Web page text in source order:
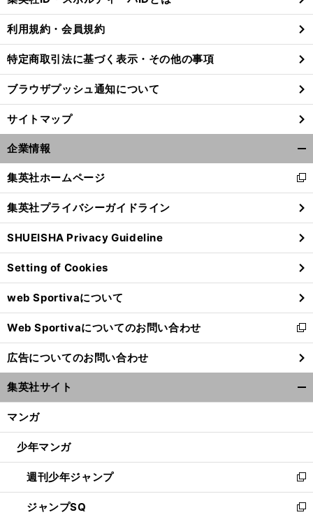
。
？
る
利用規約・会員規約
特定商取引法に基づく表示・その他の事項
ブラウザプッシュ通知について
サイトマップ
企業情報
閉
る
集英社ホームページ
新
し
い
ウ
ィ
ン
ド
ウ
で
開
く
集英社プライバシーガイドライン
SHUEISHA Privacy Guideline
Setting of Cookies
web Sportivaについて
Web Sportivaについてのお問い合わせ
新
し
い
ウ
ィ
ン
ウ
開
く
広告についてのお問い合わせ
集英社サイト
マンガ
少年マンガ
週刊少年ジャンプ
新
し
い
ジャンプSQ
新